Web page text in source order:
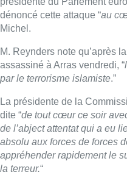
dénoncé cette attaque “au
Michel.
M. Reynders note qu’après
assassiné à Arras vendredi, “
par le terrorisme islamiste.”
La présidente de la
dite “de tout cœur ce soir
de l’abject attentat qui a eu
absolu aux forces de forces
appréhender rapidement le
la terreur.“